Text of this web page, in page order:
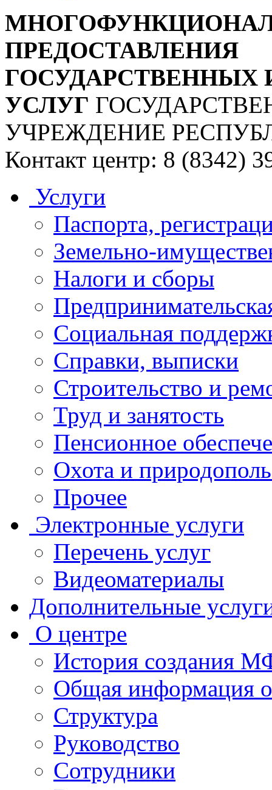
ПРЕДОСТАВЛЕНИЯ
УСЛУГ
УЧРЕЖДЕНИЕ
Контакт центр: 8 (8342)
Услуги
Паспорта,
Земельно-
Налоги и сборы
Социальная
Справки, выписки
Строительство и
Труд и занятость
Пенсионное
Охота и
Прочее
Электронные услуги
Перечень услуг
Видеоматериалы
Дополнительные
О центре
История создания
Общая
Структура
Руководство
Сотрудники